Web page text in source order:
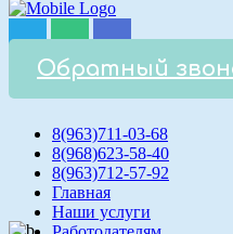
Обратный
8(963)711-03-68
8(968)623-58-40
8(963)712-57-92
Главная
Наши услуги